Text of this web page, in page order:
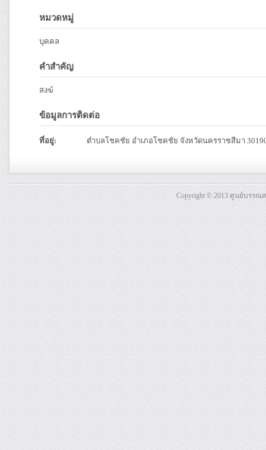
หมวดหมู่
บุคคล
คำสำคัญ
สงฆ์
ข้อมูลการติดต่อ
ที่อยู่: ตำบลโชคชัย อำเภอโชคชัย จังหวัดนครราชสีมา
Copyright © 2013 ศูนย์บรร